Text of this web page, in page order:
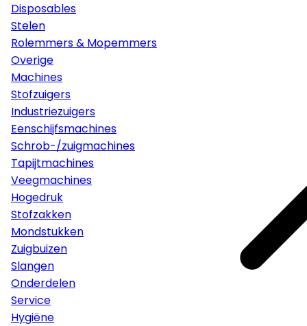
Disposables
Stelen
Rolemmers & Mopemmers
Overige
Machines
Stofzuigers
Industriezuigers
Eenschijfsmachines
Schrob-/zuigmachines
Tapijtmachines
Veegmachines
Hogedruk
Stofzakken
Mondstukken
Zuigbuizen
Slangen
Onderdelen
Service
Hygiëne